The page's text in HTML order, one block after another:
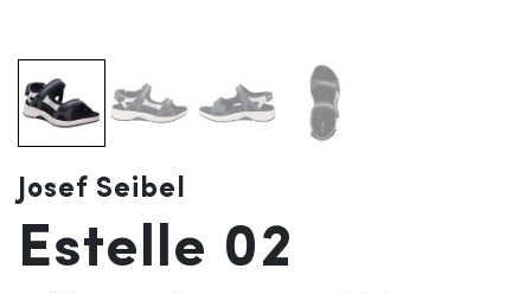
Josef Seibel
Estelle 02